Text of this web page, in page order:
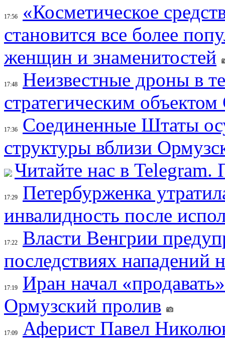
17:56
«Косметическое
становится все более
женщин и знаменитостей
17:48
Неизвестные дроны в
стратегическим
17:36
Соединенные Штаты
структуры вблизи
Читайте нас в
17:29
Петербурженка
инвалидность после
17:22
Власти Венгрии
последствиях нападений
17:19
Иран начал
Ормузский пролив
17:09
Аферист Павел